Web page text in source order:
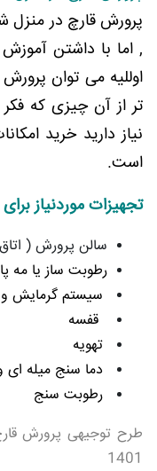
پرورش قارچ در منزل
, اما با داشتن
اوللیه می توان
تر از آن چیزی که
نیاز دارید خرید
است.
تجهیزات موردنیاز
سالن پرورش (
رطوبت ساز یا مه
سیستم گرمایش
قفسه
تهویه
دما سنج میله ای
رطوبت سنج
طرح توجیهی پرورش
1401